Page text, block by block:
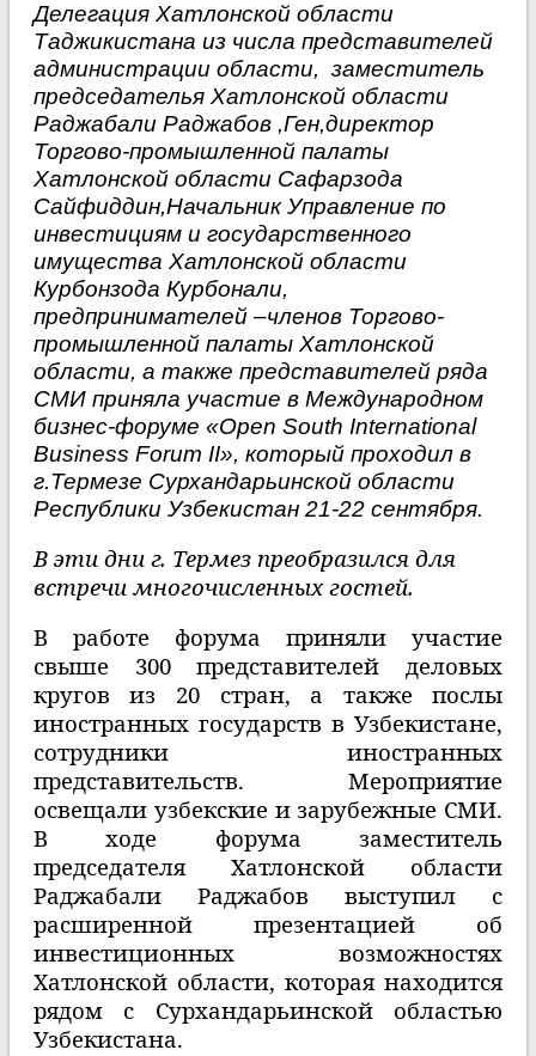
Делегация Хатлонской области
Таджикистана из числа представителей
администрации области, заместитель
председателья Хатлонской области
Раджабали Раджабов ,Ген,директор
Торгово-промышленной палаты
Хатлонской области Сафарзода
Сайфиддин,Начальник Управление по
инвестициям и государственного
имущества Хатлонской области
Курбонзода Курбонали,
предпринимателей –членов Торгово-
промышленной палаты Хатлонской
области, а также представителей ряда
СМИ приняла участие в Международном
бизнес-форуме «Open South International
Business Forum II», который проходил в
г.Термезе Сурхандарьинской области
Республики Узбекистан 21-22 сентября.
В эти дни г. Термез преобразился для
встречи многочисленных гостей.
В работе форума приняли участие
свыше 300 представителей деловых
кругов из 20 стран, а также послы
иностранных государств в Узбекистане,
сотрудники иностранных
представительств. Мероприятие
освещали узбекские и зарубежные СМИ.
В ходе форума заместитель
председателя Хатлонской области
Раджабали Раджабоввыступил с
расширенной презентацией об
инвестиционных возможностях
Хатлонской области, которая находится
рядом с Сурхандарьинской областью
Узбекистана.